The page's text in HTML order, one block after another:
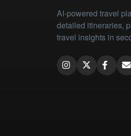
AI-powered travel
detailed itineraries,
travel insights in